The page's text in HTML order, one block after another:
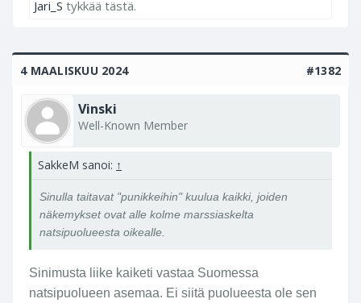
u
n
a
a
s
ti
n
e
m
ä
n
Jari_S tykkää tästä.
4 MAALISKUU 2024 #1382
Vinski
Well-Known Member
SakkeM sanoi: ↑
Sinulla taitavat "punikkeihin" kuulua kaikki, joiden
näkemykset ovat alle kolme marssiaskelta
natsipuolueesta oikealle.
Sinimusta liike kaiketi vastaa Suomessa
natsipuolueen asemaa. Ei siitä puolueesta ole sen